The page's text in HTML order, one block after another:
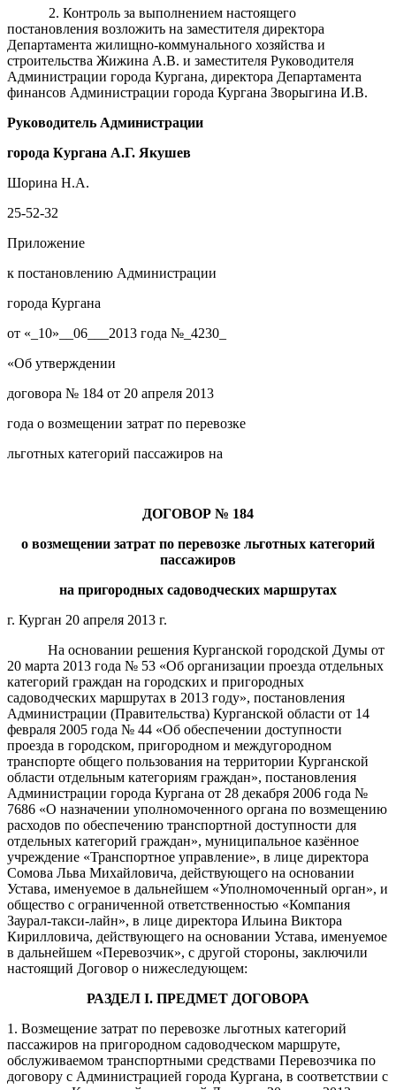
2. Контроль за выполнением настоящего
постановления возложить на заместителя директора
Департамента жилищно-коммунального хозяйства и
строительства Жижина А.В. и заместителя Руководителя
Администрации города Кургана, директора Департамента
финансов Администрации города Кургана Зворыгина И.В.
Руководитель Администрации
города Кургана А.Г. Якушев
Шорина Н.А.
25-52-32
Приложение
к постановлению Администрации
города Кургана
от «_10»__06___2013 года №_4230_
«Об утверждении
договора № 184 от 20 апреля 2013
года о возмещении затрат по перевозке
льготных категорий пассажиров на
ДОГОВОР № 184
о возмещении затрат по перевозке льготных категорий
пассажиров
на пригородных садоводческих маршрутах
г. Курган 20 апреля 2013 г.
На основании решения Курганской городской Думы от
20 марта 2013 года № 53 «Об организации проезда отдельных
категорий граждан на городских и пригородных
садоводческих маршрутах в 2013 году», постановления
Администрации (Правительства) Курганской области от 14
февраля 2005 года № 44 «Об обеспечении доступности
проезда в городском, пригородном и междугородном
транспорте общего пользования на территории Курганской
области отдельным категориям граждан», постановления
Администрации города Кургана от 28 декабря 2006 года №
7686 «О назначении уполномоченного органа по возмещению
расходов по обеспечению транспортной доступности для
отдельных категорий граждан», муниципальное казённое
учреждение «Транспортное управление», в лице директора
Сомова Льва Михайловича, действующего на основании
Устава, именуемое в дальнейшем «Уполномоченный орган», и
общество с ограниченной ответственностью «Компания
Заурал-такси-лайн», в лице директора Ильина Виктора
Кирилловича, действующего на основании Устава, именуемое
в дальнейшем «Перевозчик», с другой стороны, заключили
настоящий Договор о нижеследующем:
РАЗДЕЛ I. ПРЕДМЕТ ДОГОВОРА
1. Возмещение затрат по перевозке льготных категорий
пассажиров на пригородном садоводческом маршруте,
обслуживаемом транспортными средствами Перевозчика по
договору с Администрацией города Кургана, в соответствии с